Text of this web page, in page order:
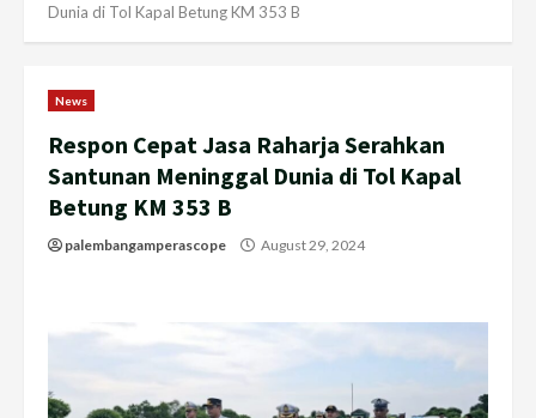
Dunia di Tol Kapal Betung KM 353 B
News
Respon Cepat Jasa Raharja Serahkan
Santunan Meninggal Dunia di Tol Kapal
Betung KM 353 B
palembangamperascope August 29, 2024